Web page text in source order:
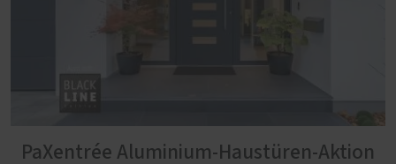
PaXentrée Aluminium-Haustüren-Aktion